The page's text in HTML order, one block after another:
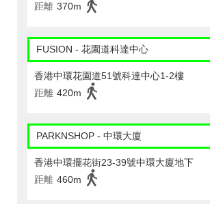
距離 370m
FUSION - 花園道科達中心
香港中環花園道51號科達中心1-2樓
距離 420m
PARKNSHOP - 中環大廈
香港中環擺花街23-39號中環大廈地下
距離 460m